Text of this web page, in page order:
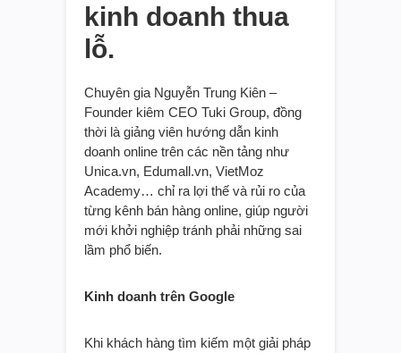
kinh doanh thua
lỗ.
Chuyên gia Nguyễn Trung Kiên –
Founder kiêm CEO Tuki Group, đồng
thời là giảng viên hướng dẫn kinh
doanh online trên các nền tảng như
Unica.vn, Edumall.vn, VietMoz
Academy… chỉ ra lợi thế và rủi ro của
từng kênh bán hàng online, giúp người
mới khởi nghiệp tránh phải những sai
lầm phổ biến.
Kinh doanh trên Google
Khi khách hàng tìm kiếm một giải pháp